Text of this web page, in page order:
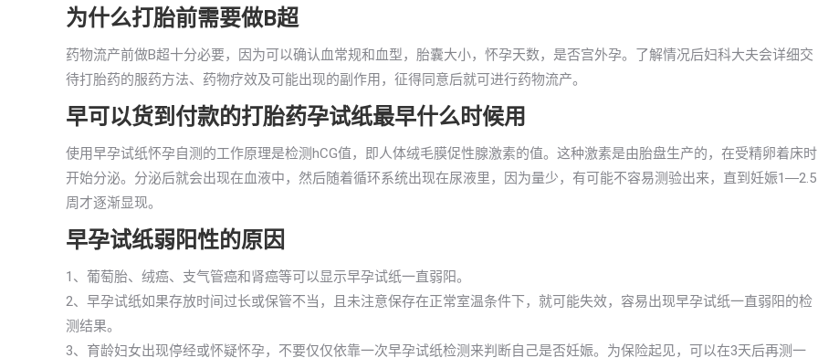
为什么打胎前需要做B超
药物流产前做B超十分必要，因为可以确认血常规和血型，胎囊大小，怀孕天数，是否宫外孕。了解情况后妇科大夫会详细交
待打胎药的服药方法、药物疗效及可能出现的副作用，征得同意后就可进行药物流产。
早可以货到付款的打胎药孕试纸最早什么时候用
使用早孕试纸怀孕自测的工作原理是检测hCG值，即人体绒毛膜促性腺激素的值。这种激素是由胎盘生产的，在受精卵着床时
开始分泌。分泌后就会出现在血液中，然后随着循环系统出现在尿液里，因为量少，有可能不容易测验出来，直到妊娠1―2.5
周才逐渐显现。
早孕试纸弱阳性的原因
1、葡萄胎、绒癌、支气管癌和肾癌等可以显示早孕试纸一直弱阳。
2、早孕试纸如果存放时间过长或保管不当，且未注意保存在正常室温条件下，就可能失效，容易出现早孕试纸一直弱阳的检
测结果。
3、育龄妇女出现停经或怀疑怀孕，不要仅仅依靠一次早孕试纸检测来判断自己是否妊娠。为保险起见，可以在3天后再测一